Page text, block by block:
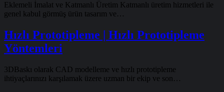
Eklemeli İmalat ve Katmanlı Üretim Katmanlı üretim hizmetleri ile
genel kabul görmüş ürün tasarım ve…
Hızlı Prototipleme | Hızlı Prototipleme
Yöntemleri
3DBaskı olarak CAD modelleme ve hızlı prototipleme
ihtiyaçlarınızı karşılamak üzere uzman bir ekip ve son…